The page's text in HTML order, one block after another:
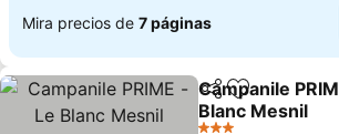
Mira precios de 7 páginas
CompartirAgregar a
Campanile
Blanc Mesnil